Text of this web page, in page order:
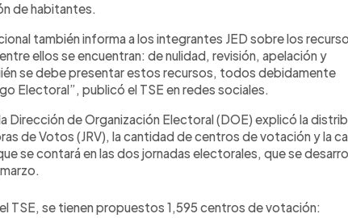
de habitantes.
también informa a los integrantes JED sobre los
ellos se encuentran: de nulidad, revisión, apelación y
se debe presentar estos recursos, todos debidamente
Electoral”, publicó el TSE en redes sociales.
Dirección de Organización Electoral (DOE) explicó la
de Votos (JRV), la cantidad de centros de votación y la
se contará en las dos jornadas electorales, que se
TSE, se tienen propuestos 1,595 centros de votación: